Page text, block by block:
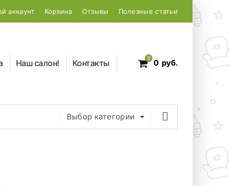
аккаунт Корзина Отзывы Полезные статьи
Наш салон! Контакты 0 0 руб.
Выбор категории